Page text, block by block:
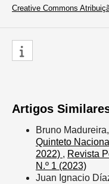
Creative Commons
Artigos
Bruno Madureira,
Quinteto
2022) , Revista
N.º 1 (2023)
Juan Ignacio